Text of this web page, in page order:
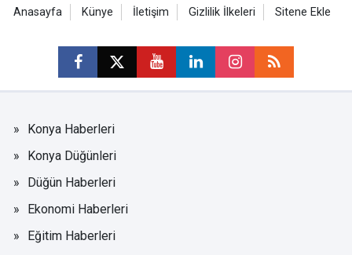
Anasayfa Künye İletişim Gizlilik İlkeleri Sitene Ekle
Konya Haberleri
Konya Düğünleri
Düğün Haberleri
Ekonomi Haberleri
Eğitim Haberleri